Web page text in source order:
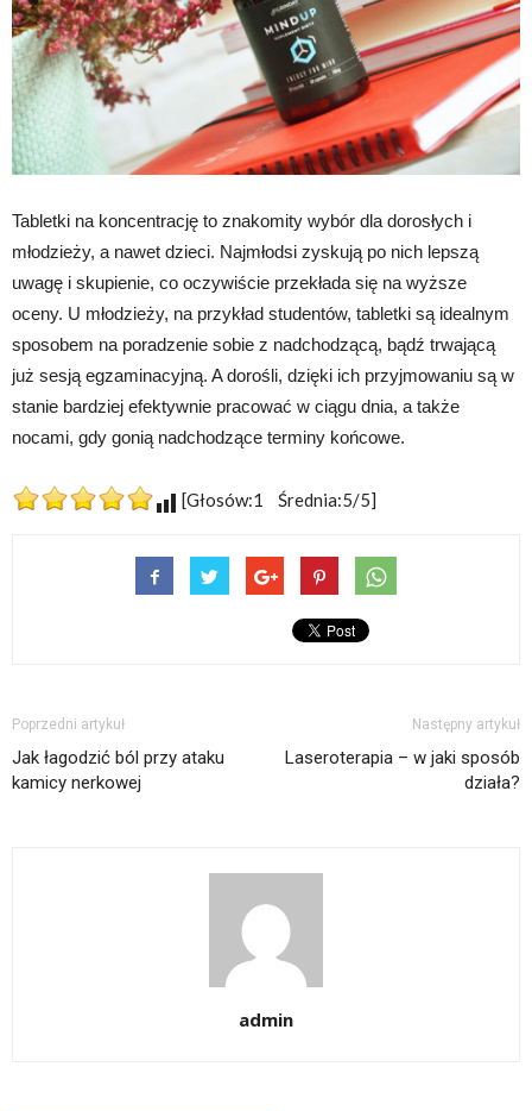
Tabletki na koncentrację to znakomity wybór dla dorosłych i
młodzieży, a nawet dzieci. Najmłodsi zyskują po nich lepszą
uwagę i skupienie, co oczywiście przekłada się na wyższe
oceny. U młodzieży, na przykład studentów, tabletki są idealnym
sposobem na poradzenie sobie z nadchodzącą, bądź trwającą
już sesją egzaminacyjną. A dorośli, dzięki ich przyjmowaniu są w
stanie bardziej efektywnie pracować w ciągu dnia, a także
nocami, gdy gonią nadchodzące terminy końcowe.
[Głosów:1 Średnia:5/5]
Poprzedni artykuł
Jak łagodzić ból przy ataku
kamicy nerkowej
Następny artykuł
Laseroterapia – w jaki sposób
działa?
admin